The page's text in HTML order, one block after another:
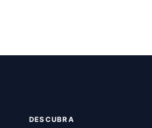
DESCUBRA